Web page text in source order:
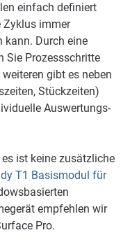
einfach definiert
Zyklus immer
kann. Durch eine
Sie Prozessschritte
gibt es neben
Stückzeiten)
Auswertungs-
ist keine zusätzliche
T1 Basismodul für
empfehlen wir
Pro.